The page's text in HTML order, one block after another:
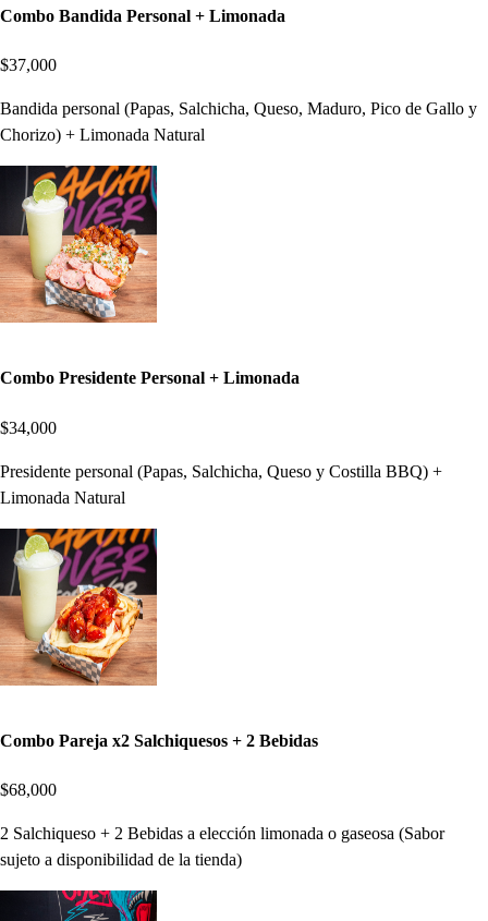
Combo Bandida Personal + Limonada
$37,000
Bandida personal (Papas, Salchicha, Queso, Maduro, Pico de Gallo y
Chorizo) + Limonada Natural
Combo Presidente Personal + Limonada
$34,000
Presidente personal (Papas, Salchicha, Queso y Costilla BBQ) +
Limonada Natural
Combo Pareja x2 Salchiquesos + 2 Bebidas
$68,000
2 Salchiqueso + 2 Bebidas a elección limonada o gaseosa (Sabor
sujeto a disponibilidad de la tienda)